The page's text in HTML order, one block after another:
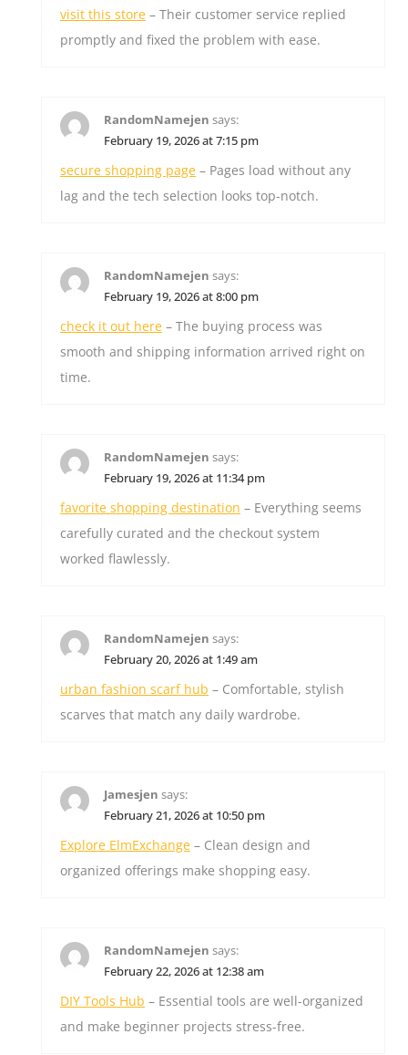
visit this store – Their customer service replied
promptly and fixed the problem with ease.
RandomNamejen says:
February 19, 2026 at 7:15 pm
secure shopping page – Pages load without any
lag and the tech selection looks top-notch.
RandomNamejen says:
February 19, 2026 at 8:00 pm
check it out here – The buying process was
smooth and shipping information arrived right on
time.
RandomNamejen says:
February 19, 2026 at 11:34 pm
favorite shopping destination – Everything seems
carefully curated and the checkout system
worked flawlessly.
RandomNamejen says:
February 20, 2026 at 1:49 am
urban fashion scarf hub – Comfortable, stylish
scarves that match any daily wardrobe.
Jamesjen says:
February 21, 2026 at 10:50 pm
Explore ElmExchange – Clean design and
organized offerings make shopping easy.
RandomNamejen says:
February 22, 2026 at 12:38 am
DIY Tools Hub – Essential tools are well-organized
and make beginner projects stress-free.